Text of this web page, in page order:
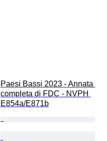
Paesi Bassi 2023 - Annata
completa di FDC - NVPH
E854a/E871b